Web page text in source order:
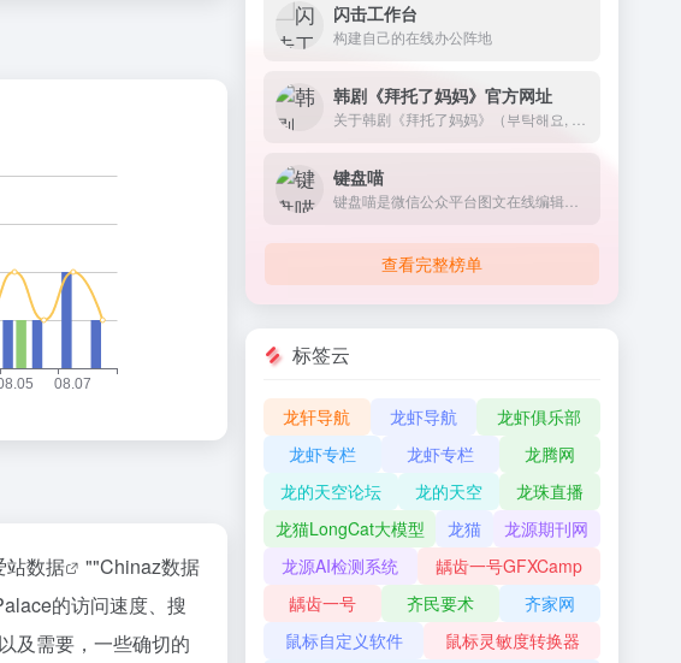
站数据 ""Chinaz数据
的访问速度、搜
及需要，一些确切的
闪击工作台
构建自己的在线办公阵地
韩剧《拜托了妈妈》官方网址
键盘喵
查看完整榜单
标签云
龙轩导航 龙虾导航
龙虾俱乐部
龙虾专栏
龙虾专栏
龙腾网
龙的天空论坛
龙的天空
龙珠直播
龙猫LongCat大模型
龙猫
龙源期刊网
龙源AI检测系统
龋齿一号GFXCamp
龋齿一号
齐民要术
齐家网
鼠标自定义软件
鼠标灵敏度转换器